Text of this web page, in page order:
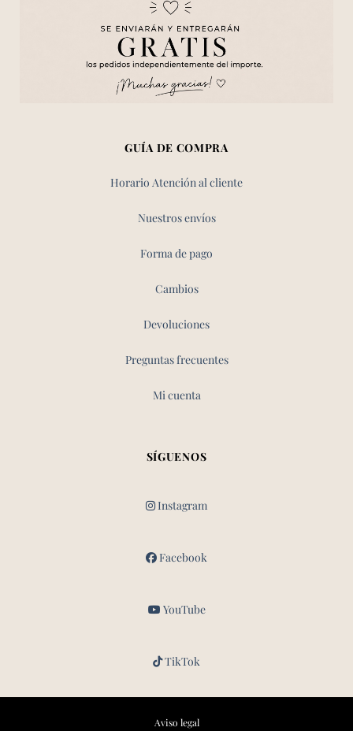
GUÍA DE COMPRA
Horario Atención al cliente
Nuestros envíos
Forma de pago
Cambios
Devoluciones
Preguntas frecuentes
Mi cuenta
SÍGUENOS
Instagram
Facebook
YouTube
TikTok
Aviso legal